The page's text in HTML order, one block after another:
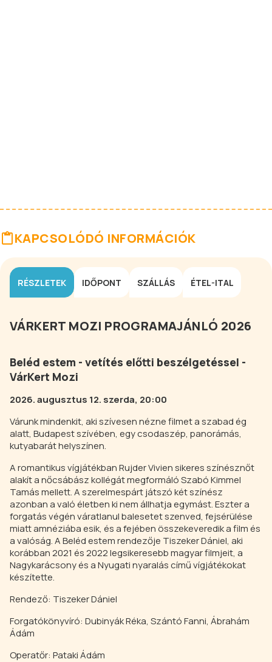
KAPCSOLÓDÓ INFORMÁCIÓK
RÉSZLETEK IDŐPONT SZÁLLÁS ÉTEL-ITAL
VÁRKERT MOZI PROGRAMAJÁNLÓ 2026
Beléd estem - vetítés előtti beszélgetéssel -
VárKert Mozi
2026. augusztus 12. szerda, 20:00
Várunk mindenkit, aki szívesen nézne filmet a szabad ég
alatt, Budapest szívében, egy csodaszép, panorámás,
kutyabarát helyszínen.
A romantikus vígjátékban Rujder Vivien sikeres színésznőt
alakít a nőcsábász kollégát megformáló Szabó Kimmel
Tamás mellett. A szerelmespárt játszó két színész
azonban a való életben ki nem állhatja egymást. Eszter a
forgatás végén váratlanul balesetet szenved, fejsérülése
miatt amnéziába esik, és a fejében összekeveredik a film és
a valóság. A Beléd estem rendezője Tiszeker Dániel, aki
korábban 2021 és 2022 legsikeresebb magyar filmjeit, a
Nagykarácsony és a Nyugati nyaralás című vígjátékokat
készítette.
Rendező: Tiszeker Dániel
Forgatókönyvíró: Dubinyák Réka, Szántó Fanni, Ábrahám
Ádám
Operatőr: Pataki Ádám